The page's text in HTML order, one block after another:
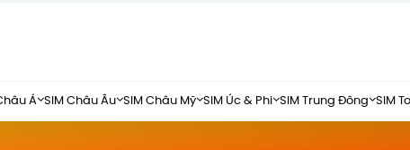
Á SIM Châu Âu SIM Châu Mỹ SIM Úc & Phi SIM Trung Đông SIM